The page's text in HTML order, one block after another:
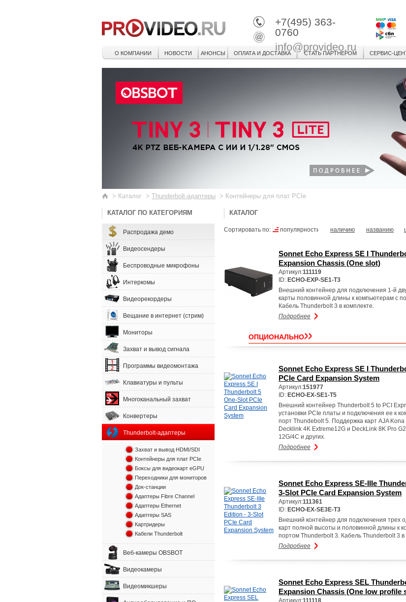
+7(495) 363-
0760
info@provideo.ru
О КОМПАНИИ НОВОСТИ АНОНСЫ ОПЛАТА И ДОСТАВКА СТАТЬ ПАРТНЕРОМ СЕРВИС-
> Каталог > Thunderbolt-адаптеры > Контейнеры для плат PCIe
КАТАЛОГ ПО КАТЕГОРИЯМ
Распродажа демо
Видеосендеры
Беспроводные микрофоны
Интеркомы
Видеорекордеры
Вещание в интернет (стрим)
Мониторы
Захват и вывод сигнала
Программы видеомонтажа
Клавиатуры и пульты
Многоканальный захват
Конвертеры
Thunderbolt-адаптеры
Захват и вывод HDMI/SDI
Контейнеры для плат PCIe
Боксы для видеокарт eGPU
Переходники для мониторов
Док-станции
Адаптеры Fibre Channel
Адаптеры Ethernet
Адаптеры SAS
Картридеры
Кабели Thunderbolt
Веб-камеры OBSBOT
Видеокамеры
Видеомикшеры
КАТАЛОГ
Сортировать по: популярности наличию названию
Sonnet Echo Express SE I
Expansion Chassis (One slot)
Артикул:111119
ID: ECHO-EXP-SE1-T3
Внешний контейнер для подключения 1-й
карты половинной длины к компьютерам с
Кабель Thunderbolt 3 в комплекте.
Подробнее
ОПЦИОНАЛЬНО
Sonnet Echo Express SE I
PCIe Card Expansion System
Артикул:151977
ID: ECHO-EX-SE1-T5
Внешний контейнер Thunderbolt 5 to PCI
установки PCIe платы и подключения ее к
порт Thundebolt 5. Поддержка карт AJA
Decklink 4K Extreme12G и DeckLink 8K Pro
12G/4C и других.
Подробнее
Sonnet Echo Express SE-IIIe
3-Slot PCIe Card Expansion System
Артикул:111361
ID: ECHO-EX-SE3E-T3
Внешний контейнер для подключения трех
карт полной высоты и половинной длины к
портом Thunderbolt 3. Кабель Thunderbolt 3 в
Подробнее
Sonnet Echo Express SEL
Expansion Chassis (One low profile
Артикул:111118